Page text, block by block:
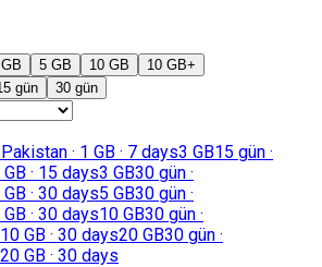
5 GB 10 GB 10 GB+
gün 30 gün
Pakistan · 1 GB · 7 days3 GB15 gün ·
· 15 days3 GB30 gün ·
· 30 days5 GB30 gün ·
· 30 days10 GB30 gün ·
GB · 30 days20 GB30 gün ·
GB · 30 days